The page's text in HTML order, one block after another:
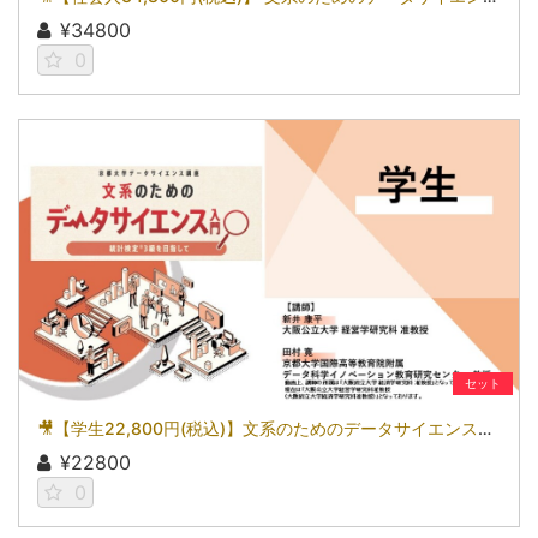
¥34800
0
セット
🎥【学生22,800円(税込)】文系のためのデータサイエンス入門～統計検定(R)3級を目指して～［京都大学データサイエンス講座］（2026）
¥22800
0